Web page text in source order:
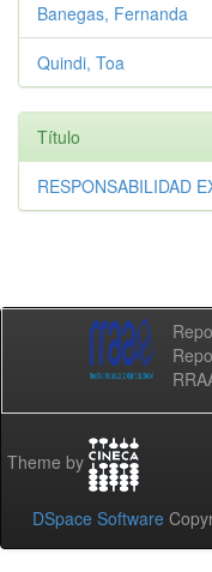
Banegas, Fernanda
Quindi, Toa
Título
RESPONSABILIDAD
Theme by
DSpace Software